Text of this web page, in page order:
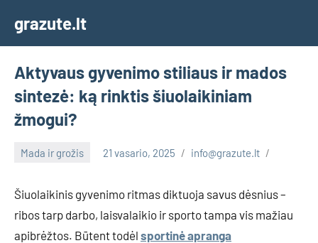
content
grazute.lt
Aktyvaus gyvenimo stiliaus ir mados
sintezė: ką rinktis šiuolaikiniam
žmogui?
Mada ir grožis 21 vasario, 2025 info@grazute.lt
Šiuolaikinis gyvenimo ritmas diktuoja savus dėsnius –
ribos tarp darbo, laisvalaikio ir sporto tampa vis mažiau
apibrėžtos. Būtent todėl sportinė apranga